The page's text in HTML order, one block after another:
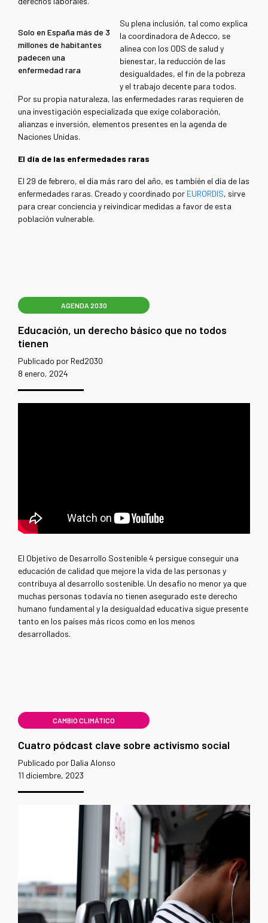
Solo en España más de 3
millones de habitantes
padecen una
enfermedad rara
Su plena inclusión, tal como explica
la coordinadora de Adecco, se
alinea con los ODS de salud y
bienestar, la reducción de las
desigualdades, el fin de la pobreza
y el trabajo decente para todos.
Por su propia naturaleza, las enfermedades raras requieren de
una investigación especializada que exige colaboración,
alianzas e inversión, elementos presentes en la agenda de
Naciones Unidas.
El día de las enfermedades raras
El 29 de febrero, el día más raro del año, es también el día de las
enfermedades raras. Creado y coordinado por EURORDIS, sirve
para crear conciencia y reivindicar medidas a favor de esta
población vulnerable.
AGENDA 2030
Educación, un derecho básico que no todos
tienen
Publicado por Red2030
8 enero, 2024
El Objetivo de Desarrollo Sostenible 4 persigue conseguir una
educación de calidad que mejore la vida de las personas y
contribuya al desarrollo sostenible. Un desafío no menor ya que
muchas personas todavía no tienen asegurado este derecho
humano fundamental y la desigualdad educativa sigue presente
tanto en los países más ricos como en los menos
desarrollados.
CAMBIO CLIMÁTICO
Cuatro pódcast clave sobre activismo social
Publicado por Dalia Alonso
11 diciembre, 2023